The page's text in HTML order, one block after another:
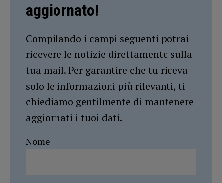
aggiornato!
Compilando i campi seguenti potrai
ricevere le notizie direttamente sulla
tua mail. Per garantire che tu riceva
solo le informazioni più rilevanti, ti
chiediamo gentilmente di mantenere
aggiornati i tuoi dati.
Nome